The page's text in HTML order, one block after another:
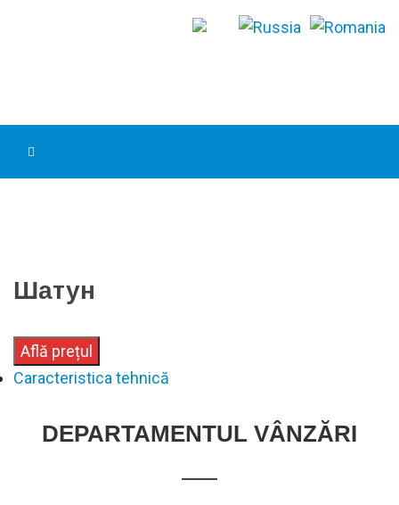
Шатун
Află prețul
Caracteristica tehnică
DEPARTAMENTUL VÂNZĂRI